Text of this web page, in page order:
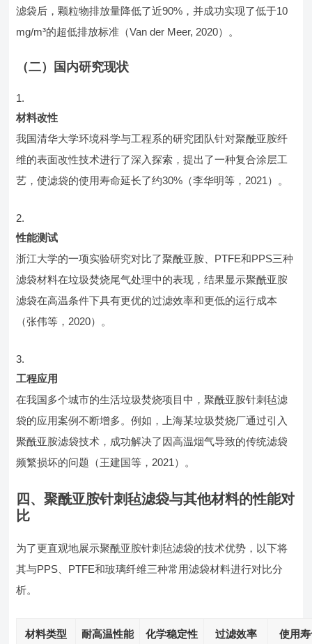
滤袋后，颗粒物排放量降低了近90%，并成功实现了低于10
mg/m³的超低排放标准（Van der Meer, 2020）。
（二）国内研究现状
材料改性
我国清华大学环境科学与工程系的研究团队针对聚酰亚胺纤
维的表面改性技术进行了深入探索，提出了一种复合涂层工
艺，使滤袋的使用寿命延长了约30%（李华明等，2021）。
性能测试
浙江大学的一项实验研究对比了聚酰亚胺、PTFE和PPS三种
滤袋材料在垃圾焚烧尾气处理中的表现，结果显示聚酰亚胺
滤袋在高温条件下具有更优的过滤效率和更低的运行成本
（张伟等，2020）。
工程应用
在我国多个城市的生活垃圾焚烧项目中，聚酰亚胺针刺毡滤
袋的应用案例不断增多。例如，上海某垃圾焚烧厂通过引入
聚酰亚胺滤袋技术，成功解决了因高温烟气导致的传统滤袋
频繁损坏的问题（王建国等，2021）。
四、聚酰亚胺针刺毡滤袋与其他材料的性能对
比
为了更直观地展示聚酰亚胺针刺毡滤袋的技术优势，以下将
其与PPS、PTFE和玻璃纤维三种常用滤袋材料进行对比分
析。
材料类型 耐高温性能 化学稳定性 过滤效率 使用